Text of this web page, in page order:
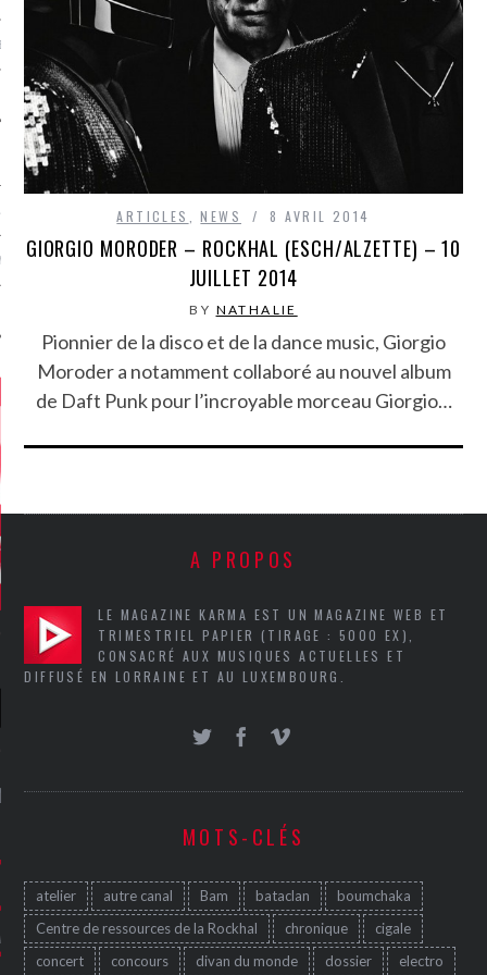
CRITIQUES
7.6
5.4
CLAN – A BE...
6.8
– HEL...
ARTICLES ,NEWS 8 AVRIL 2014
GIORGIO MORODER – ROCKHAL (ESCH/ALZETTE) – 10
JUILLET 2014
BY NATHALIE
Pionnier de la disco et de la dance music, Giorgio
Moroder a notamment collaboré au nouvel album
de Daft Punk pour l’incroyable morceau Giorgio…
A PROPOS
LE MAGAZINE KARMA EST UN MAGAZINE WEB ET
TRIMESTRIEL PAPIER (TIRAGE : 5000 EX),
CONSACRÉ AUX MUSIQUES ACTUELLES ET
DIFFUSÉ EN LORRAINE ET AU LUXEMBOURG.
MOTS-CLÉS
atelier autre canal Bam bataclan
boumchaka
Centre de ressources de la Rockhal
chronique
cigale
concert
concours divan du monde dossier
electro